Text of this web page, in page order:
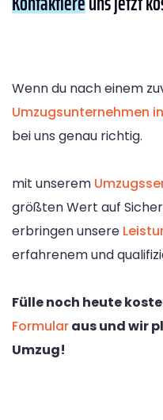
Wenn du nach einem
Umzugsunternehmen
bei uns genau richtig.
mit unserem
größten Wert auf
erbringen unsere
erfahrenem und
Fülle noch heute
Formularaus und wir
Umzug!